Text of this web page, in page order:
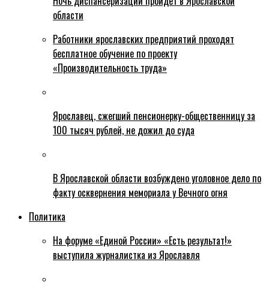
области
Работники ярославских предприятий проходят
бесплатное обучение по проекту
«Производительность труда»
Ярославец, сжегший пенсионерку-общественницу за
100 тысяч рублей, не дожил до суда
В Ярославской области возбуждено уголовное дело по
факту осквернения мемориала у Вечного огня
Политика
На форуме «Единой России» «Есть результат!»
выступила журналистка из Ярославля